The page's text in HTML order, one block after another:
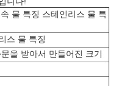
물 특징 스테인리스 물 특
스 물 특징
을 받아서 만들어진 크기